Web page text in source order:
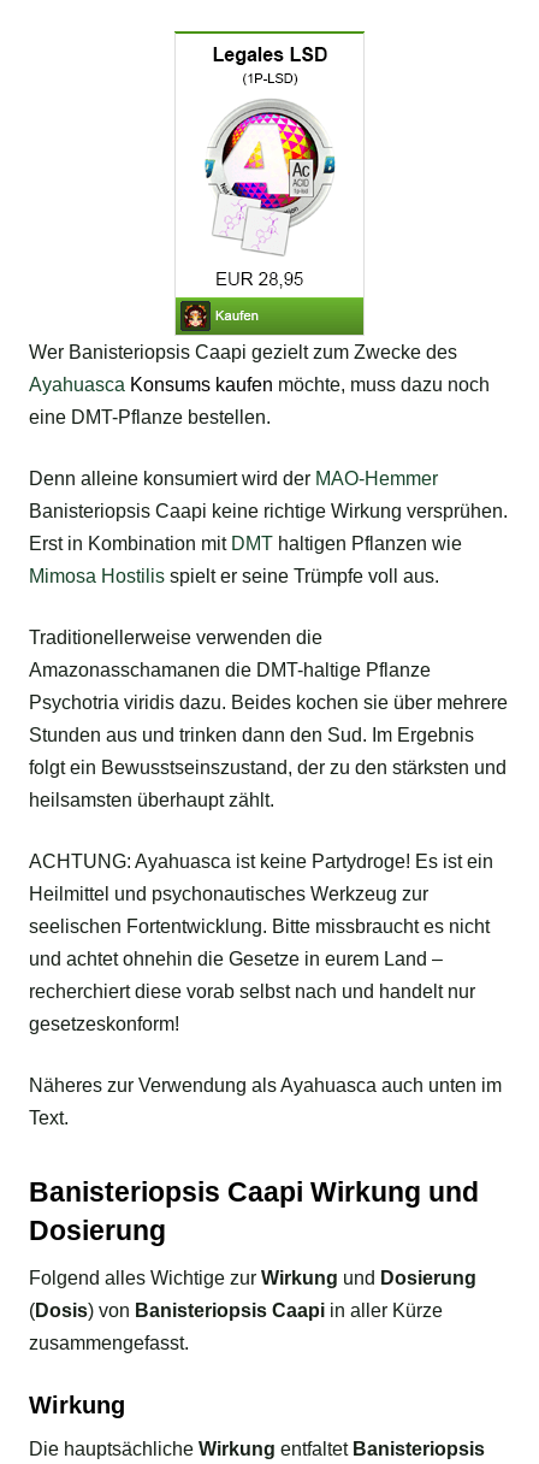
Wer Banisteriopsis Caapi gezielt zum Zwecke des
Ayahuasca Konsums kaufen möchte, muss dazu noch
eine DMT-Pflanze bestellen.
Denn alleine konsumiert wird der MAO-Hemmer
Banisteriopsis Caapi keine richtige Wirkung versprühen.
Erst in Kombination mit DMT haltigen Pflanzen wie
Mimosa Hostilis spielt er seine Trümpfe voll aus.
Traditionellerweise verwenden die
Amazonasschamanen die DMT-haltige Pflanze
Psychotria viridis dazu. Beides kochen sie über mehrere
Stunden aus und trinken dann den Sud. Im Ergebnis
folgt ein Bewusstseinszustand, der zu den stärksten und
heilsamsten überhaupt zählt.
ACHTUNG: Ayahuasca ist keine Partydroge! Es ist ein
Heilmittel und psychonautisches Werkzeug zur
seelischen Fortentwicklung. Bitte missbraucht es nicht
und achtet ohnehin die Gesetze in eurem Land –
recherchiert diese vorab selbst nach und handelt nur
gesetzeskonform!
Näheres zur Verwendung als Ayahuasca auch unten im
Text.
Banisteriopsis Caapi Wirkung und
Dosierung
Folgend alles Wichtige zur Wirkung und Dosierung
(Dosis) von Banisteriopsis Caapi in aller Kürze
zusammengefasst.
Wirkung
Die hauptsächliche Wirkung entfaltet Banisteriopsis